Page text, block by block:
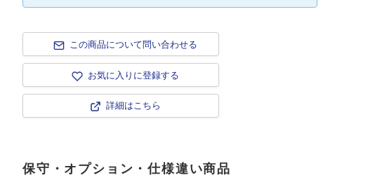
保守・オプション・仕様違い商品
この商品について問い合わせる
お気に入りに登録する
詳細はこちら